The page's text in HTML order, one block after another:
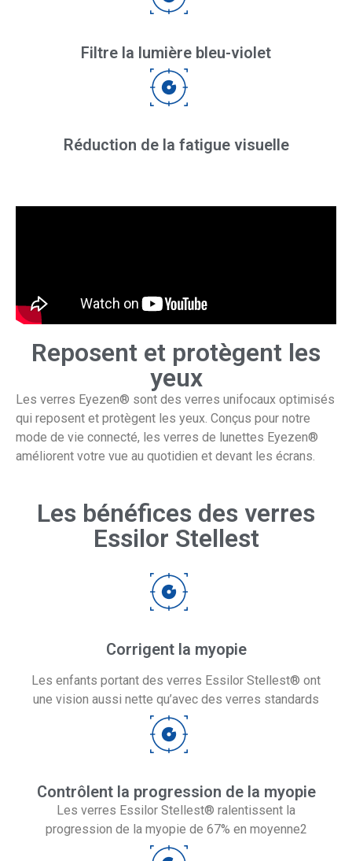
Filtre la lumière bleu-violet
Réduction de la fatigue visuelle​
Reposent et protègent les
yeux
Les verres Eyezen® sont des verres unifocaux optimisés
qui reposent et protègent les yeux. Conçus pour notre
mode de vie connecté, les verres de lunettes Eyezen®
améliorent votre vue au quotidien et devant les écrans.
Les bénéfices des verres
Essilor Stellest
Corrigent la myopie
Les enfants portant des verres Essilor Stellest® ont
une vision aussi nette qu’avec des verres standards
Contrôlent la progression de la myopie
Les verres Essilor Stellest® ralentissent la
progression de la myopie de 67% en moyenne2